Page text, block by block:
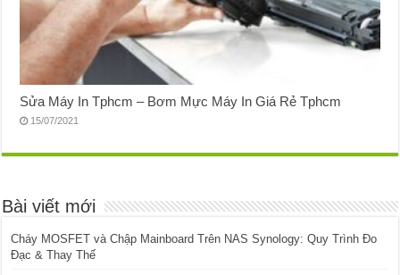
Sửa Máy In Tphcm – Bơm Mực Máy In Giá Rẻ Tphcm
15/07/2021
Bài viết mới
Cháy MOSFET và Chập Mainboard Trên NAS Synology: Quy Trình Đo
Đạc & Thay Thế